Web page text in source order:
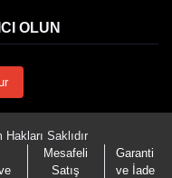
OLUN
Saklıdır
Mesafeli
Satış
Garanti
ve İade